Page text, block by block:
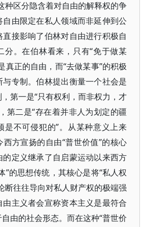
种区分隐含着对自由的解释权的争
由限定在私人领域而非延伸到公
接影响了伯林对自由进行积极自
分。在伯林看来，只有“免于做某
真正的自由，而“去做某事”的积极
与专制。伯林提出衡量一个社会是
第一是“只有权利，而非权力，才
第二是“存在着并非人为划定的疆
是不可侵犯的”。从某种意义上来
方宣扬的自由“普世价值”的核心
的定义继承了自启蒙运动以来西方
”的思想传统，其核心是将“私人权
断往往导向对私人财产权的极端强
主义者会宣称资本主义是最符合
由的社会形态。而在这种“普世价